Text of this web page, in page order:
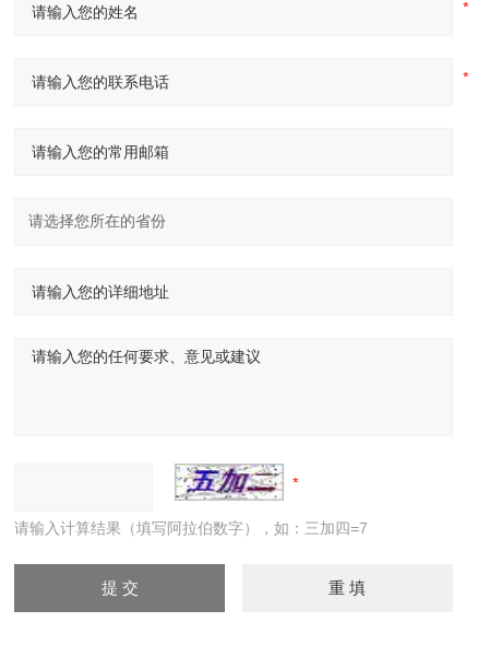
请输入计算结果（填写阿拉伯数字），如：三加四=7